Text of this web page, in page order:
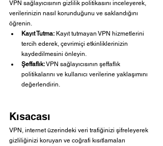
VPN sağlayıcısının gizlilik politikasını inceleyerek,
verilerinizin nasıl korunduğunu ve saklandığını
öğrenin.
Kayıt Tutma: Kayıt tutmayan VPN hizmetlerini
tercih ederek, çevrimiçi etkinliklerinizin
kaydedilmesini önleyin.
Şeffaflık: VPN sağlayıcısının şeffaflık
politikalarını ve kullanıcı verilerine yaklaşımını
değerlendirin.
Kısacası
VPN, internet üzerindeki veri trafiğinizi şifreleyerek
gizliliğinizi koruyan ve coğrafi kısıtlamaları